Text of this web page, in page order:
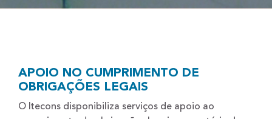
APOIO NO CUMPRIMENTO DE
OBRIGAÇÕES LEGAIS
O Itecons disponibiliza serviços de apoio ao